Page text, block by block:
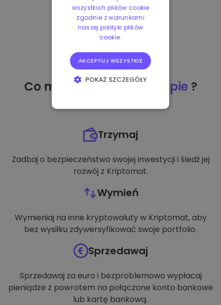
Co mogę zrobićpo zakupie?
Trzymaj
Zadbaj o bezpieczeństwo swojej inwestycji i śledź jej
rozwój z Kriptomat.
Wymień
Wymieniaj na inne kryptowaluty w Kriptomat, aby
bez wysiłku zdywersyfikować swoje portfolio.
Sprzedawaj
Sprzedawaj za euro i bezproblemowo wypłacaj
pieniądze z powrotem na połączone konto bankowe
lub kartę bankową.
wszystkich plików cookie
zgodnie z warunkami
naszej polityki plików
cookie.
AKCEPTUJ WSZYSTKIE
POKAŻ SZCZEGÓŁY
TARGETOWANIE
FUNKCJONALNOŚĆ